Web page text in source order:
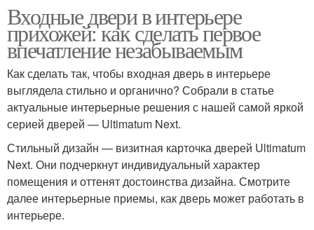
Входные двери в интерьере
прихожей: как сделать первое
впечатление незабываемым
Как сделать так, чтобы входная дверь в интерьере
выглядела стильно и органично? Собрали в статье
актуальные интерьерные решения с нашей самой яркой
серией дверей ― Ultimatum Next.
Стильный дизайн — визитная карточка дверей Ultimatum
Next. Они подчеркнут индивидуальный характер
помещения и оттенят достоинства дизайна. Смотрите
далее интерьерные приемы, как дверь может работать в
интерьере.